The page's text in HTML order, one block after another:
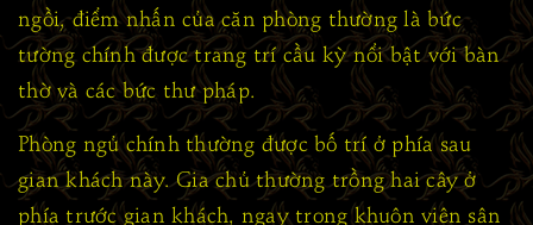
ngồi, điểm nhấn của căn phòng thường là bức
tường chính được trang trí cầu kỳ nổi bật với bàn
thờ và các bức thư pháp.
Phòng ngủ chính thường được bố trí ở phía sau
gian khách này. Gia chủ thường trồng hai cây ở
phía trước gian khách, ngay trong khuôn viên sân